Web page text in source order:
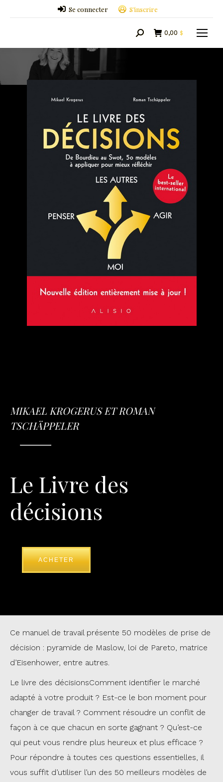
Se connecter S’inscrire
Search: 0,00 $
MIKAEL KROGERUS ET ROMAN
TSCHÄPPELER
Le Livre des
décisions
ACHETER
Ce manuel de travail présente 50 modèles de prise de
décision : pyramide de Maslow, loi de Pareto, matrice
d’Eisenhower, entre autres.
Le livre des décisionsComment identifier le marché
adapté à votre produit ? Est-ce le bon moment pour
changer de travail ? Comment résoudre un conflit de
façon à ce que chacun en sorte gagnant ? Qu’est-ce
qui peut vous rendre plus heureux et plus efficace ?
Pour répondre à toutes ces questions essentielles, il
vous suffit d’utiliser l’un des 50 meilleurs modèles de